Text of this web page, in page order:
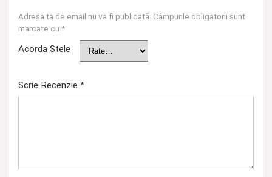
Adresa ta de email nu va fi publicată. Câmpurile obligatorii sunt
marcate cu *
Acorda Stele
Scrie Recenzie *